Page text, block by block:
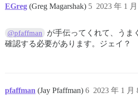
EGreg (Greg Magarshak) 2023 年 1
5
@pfaffman
が手伝ってくれて、うま
確認する必要があります。ジェイ？
pfaffman (Jay Pfaffman) 2023 年 1 月
6